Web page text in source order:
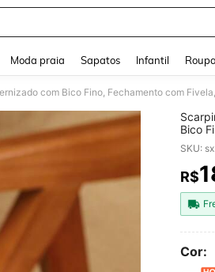
Moda praia Sapatos Infantil
com Bico Fino, Fechamento com
Bico
SKU:
R$
Cor: